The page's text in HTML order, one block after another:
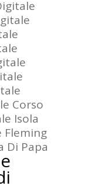
Corso
Isola
Fleming
Di Papa